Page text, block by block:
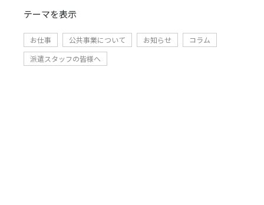
テーマを表示
お仕事 公共事業について お知らせ
コラム
派遣スタッフの皆様へ